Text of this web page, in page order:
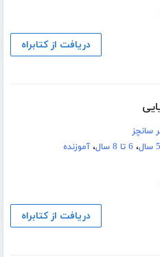
دریافت از کتابراه
سانچز
، 6 تا 8 سال ،آموزنده
دریافت از کتابراه